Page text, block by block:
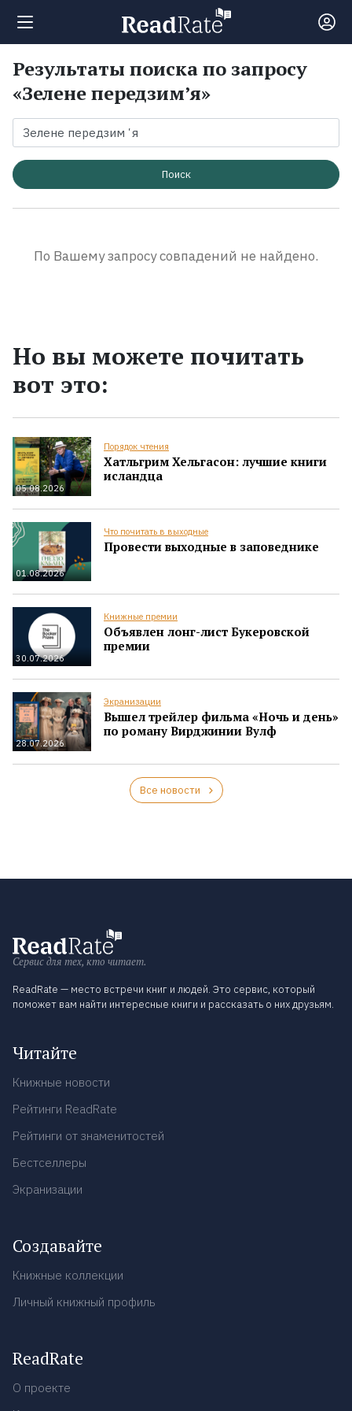
Поиск
Новости
Рейтинги
Результаты поиска по запросу
«Зелене передзимʼя»
Поиск
По Вашему запросу совпадений не найдено.
Но вы можете почитать
вот это:
05.08.2026
Порядок чтения
Хатльгрим Хельгасон: лучшие книги
исландца
01.08.2026
Что почитать в выходные
Провести выходные в заповеднике
30.07.2026
Книжные премии
Объявлен лонг-лист Букеровской
премии
28.07.2026
Экранизации
Вышел трейлер фильма «Ночь и день»
по роману Вирджинии Вулф
Все новости
Сервис для тех, кто читает.
ReadRate — место встречи книг и людей. Это сервис, который
поможет вам найти интересные книги и рассказать о них друзьям.
Читайте
Книжные новости
Рейтинги ReadRate
Рейтинги от знаменитостей
Бестселлеры
Экранизации
Создавайте
Книжные коллекции
Личный книжный профиль
ReadRate
О проекте